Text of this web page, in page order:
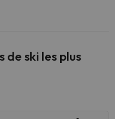
de ski les plus